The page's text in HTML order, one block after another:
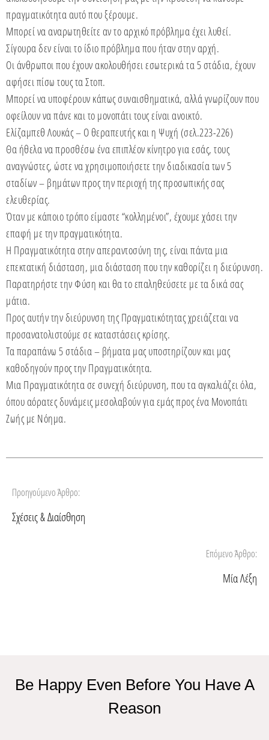
πραγματικότητα αυτό που ξέρουμε.
Μπορεί να αναρωτηθείτε αν το αρχικό πρόβλημα έχει λυθεί.
Σίγουρα δεν είναι το ίδιο πρόβλημα που ήταν στην αρχή.
Οι άνθρωποι που έχουν ακολουθήσει εσωτερικά τα 5 στάδια, έχουν
αφήσει πίσω τους τα Στοπ.
Μπορεί να υποφέρουν κάπως συναισθηματικά, αλλά γνωρίζουν που
οφείλουν να πάνε και το μονοπάτι τους είναι ανοικτό.
Ελίζαμπεθ Λουκάς – Ο θεραπευτής και η Ψυχή (σελ.223-226)
Θα ήθελα να προσθέσω ένα επιπλέον κίνητρο για εσάς, τους
αναγνώστες, ώστε να χρησιμοποιήσετε την διαδικασία των 5
σταδίων – βημάτων προς την περιοχή της προσωπικής σας
ελευθερίας.
Όταν με κάποιο τρόπο είμαστε “κολλημένοι”, έχουμε χάσει την
επαφή με την πραγματικότητα.
Η Πραγματικότητα στην απεραντοσύνη της, είναι πάντα μια
επεκτατική διάσταση, μια διάσταση που την καθορίζει η διεύρυνση.
Παρατηρήστε την Φύση και θα το επαληθεύσετε με τα δικά σας
μάτια.
Προς αυτήν την διεύρυνση της Πραγματικότητας χρειάζεται να
προσανατολιστούμε σε καταστάσεις κρίσης.
Τα παραπάνω 5 στάδια – βήματα μας υποστηρίζουν και μας
καθοδηγούν προς την Πραγματικότητα.
Μια Πραγματικότητα σε συνεχή διεύρυνση, που τα αγκαλιάζει όλα,
όπου αόρατες δυνάμεις μεσολαβούν για εμάς προς ένα Μονοπάτι
Ζωής με Νόημα.
Προηγούμενο Άρθρο:
Σχέσεις & Διαίσθηση
Επόμενο Άρθρο:
Μία Λέξη
Be Happy Even Before You Have A
Reason